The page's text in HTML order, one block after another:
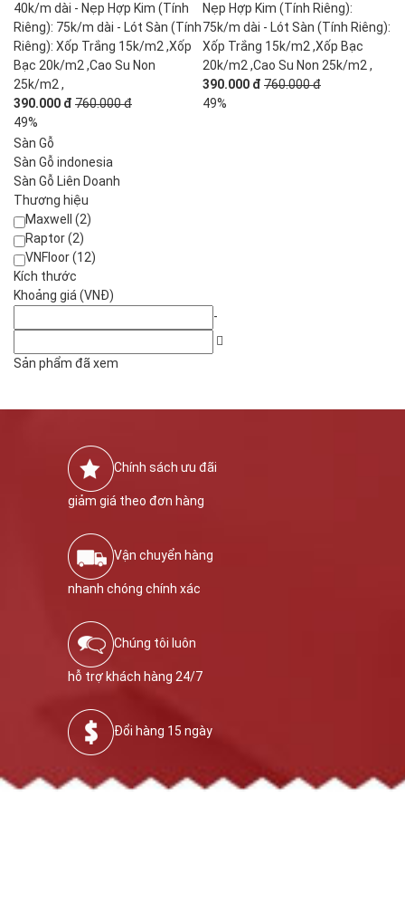
40k/m dài - Nẹp Hợp Kim (Tính
Riêng): 75k/m dài - Lót Sàn (Tính
Riêng): Xốp Trắng 15k/m2 ,Xốp
Bạc 20k/m2 ,Cao Su Non
25k/m2 ,
390.000 đ 760.000 đ
49%
Nẹp Hợp Kim (Tính Riêng):
75k/m dài - Lót Sàn (Tính Riêng):
Xốp Trắng 15k/m2 ,Xốp Bạc
20k/m2 ,Cao Su Non 25k/m2 ,
390.000 đ 760.000 đ
49%
Sàn Gỗ
Sàn Gỗ indonesia
Sàn Gỗ Liên Doanh
Thương hiệu
Maxwell (2)
Raptor (2)
VNFloor (12)
Kích thước
Khoảng giá (VNĐ)
-
Sản phẩm đã xem
Chính sách ưu đãi
giảm giá theo đơn hàng
Vận chuyển hàng
nhanh chóng chính xác
Chúng tôi luôn
hỗ trợ khách hàng 24/7
Đổi hàng 15 ngày